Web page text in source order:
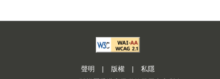
聲明 | 版權 |
私隱